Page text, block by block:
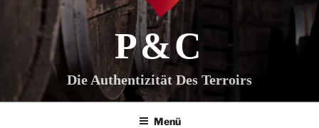
P&C
Die Authentizität Des Terroirs
Menü